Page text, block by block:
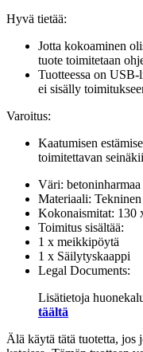
Hyvä tietää:
Jotta kokoaminen
tuote toimitetaan
Tuotteessa on
ei sisälly
Varoitus:
Kaatumisen
toimitettavan
Väri: betoninharmaa
Materiaali:
Kokonaismitat: 130
Toimitus sisältää:
1 x meikkipöytä
1 x Säilytyskaappi
Legal Documents:
Lisätietoja
täältä
Älä käytä tätä tuotetta,